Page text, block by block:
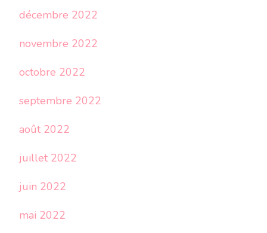
décembre 2022
novembre 2022
octobre 2022
septembre 2022
août 2022
juillet 2022
juin 2022
mai 2022